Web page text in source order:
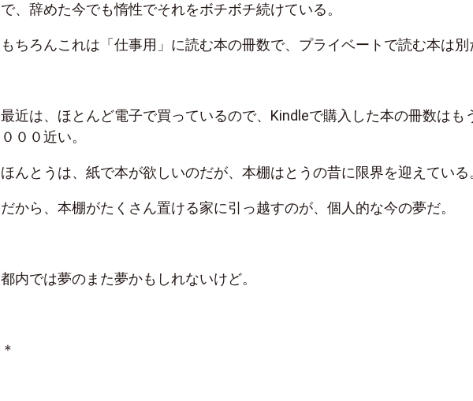
で、辞めた今でも惰性でそれをボチボチ続けている。
もちろんこれは「仕事用」に読む本の冊数で、プライベートで読む本は別
最近は、ほとんど電子で買っているので、Kindleで購入した本の冊数はも
０００近い。
ほんとうは、紙で本が欲しいのだが、本棚はとうの昔に限界を迎えている
だから、本棚がたくさん置ける家に引っ越すのが、個人的な今の夢だ。
都内では夢のまた夢かもしれないけど。
＊